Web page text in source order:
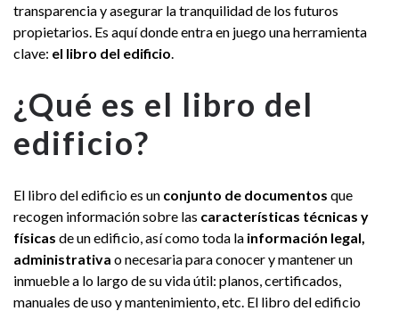
transparencia y asegurar la tranquilidad de los futuros
propietarios. Es aquí donde entra en juego una herramienta
clave: el libro del edificio.
¿Qué es el libro del
edificio?
El libro del edificio es un conjunto de documentos que
recogen información sobre las características técnicas y
físicas de un edificio, así como toda la información legal,
administrativa o necesaria para conocer y mantener un
inmueble a lo largo de su vida útil: planos, certificados,
manuales de uso y mantenimiento, etc. El libro del edificio